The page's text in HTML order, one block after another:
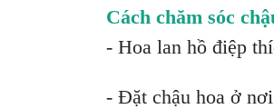
Cách chăm sóc
- Hoa lan hồ điệp
- Đặt chậu hoa ở